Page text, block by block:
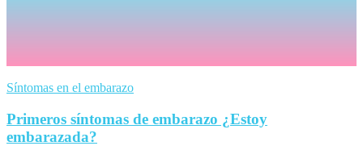
Síntomas en el embarazo
Primeros síntomas de embarazo ¿Estoy
embarazada?